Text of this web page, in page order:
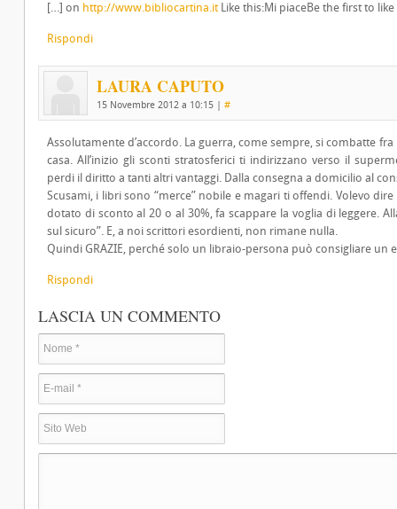
[…] on http://www.bibliocartina.itLike this:Mi piaceBe the first to
Rispondi
LAURA CAPUTO
15 Novembre 2012 a 10:15 | #
Assolutamente d’accordo. La guerra, come sempre, si combatte
casa. All’inizio gli sconti stratosferici ti indirizzano verso il
perdi il diritto a tanti altri vantaggi. Dalla consegna a domicilio al
Scusami, i libri sono “merce” nobile e magari ti offendi. Volevo
dotato di sconto al 20 o al 30%, fa scappare la voglia di leggere.
sul sicuro”. E, a noi scrittori esordienti, non rimane nulla.
Quindi GRAZIE, perché solo un libraio-persona può consigliare un
Rispondi
LASCIA UN COMMENTO